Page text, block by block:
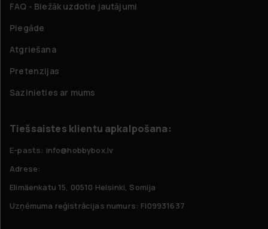
FAQ - Biežāk uzdotie jautājumi
Piegāde
Atgriešana
Pretenzijas
Sazinieties ar mums
Tiešsaistes klientu apkalpošana:
E-pasts: info@hobbybox.lv
Adrese:
Elimäenkatu 15, 00510 Helsinki, Somija
Uzņēmuma reģistrācijas numurs: FI09931637